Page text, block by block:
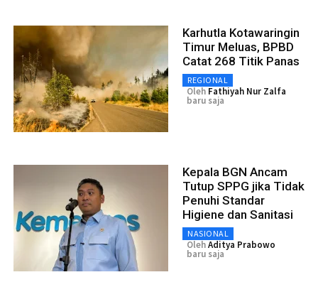
Karhutla Kotawaringin
Timur Meluas, BPBD
Catat 268 Titik Panas
REGIONAL
Oleh Fathiyah Nur Zalfa
baru saja
Kepala BGN Ancam
Tutup SPPG jika Tidak
Penuhi Standar
Higiene dan Sanitasi
NASIONAL
OlehAditya Prabowo
baru saja